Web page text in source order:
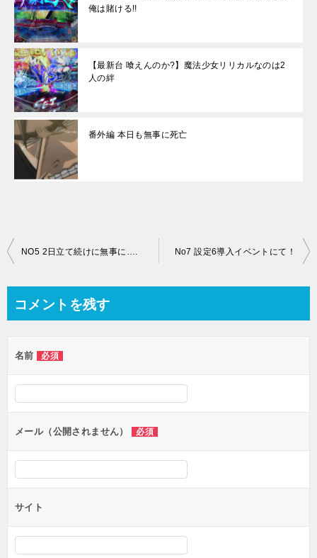
俺は賭ける!!
【最新台 喰えんのか?】魔法少女リリカルなのは2
人の絆
番外編 本日も無事に死亡
投
ビ
ー
シ
ョ
ン
NO5 2日立て続けに無事に…. No7 設定6導入イベントにて！
コメントを残す
名前 必須
メール（公開されません） 必須
サイト